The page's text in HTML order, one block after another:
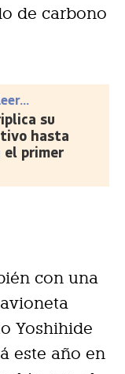
de carbono
su
hasta
el primer
con una
Yoshihide
este año en